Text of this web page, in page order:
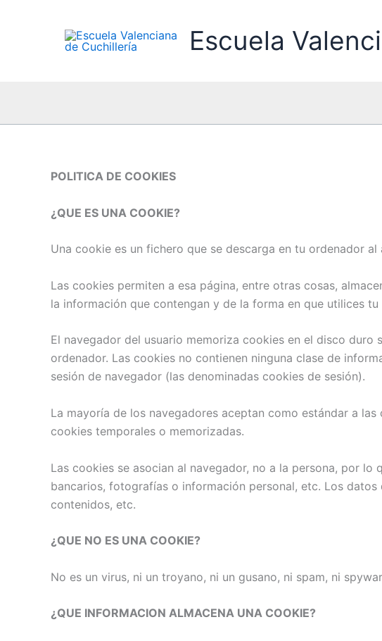
Escuela
POLITICA DE COOKIES
¿QUE ES UNA COOKIE?
Una cookie es un fichero que se descarga en tu ordenador
Las cookies permiten a esa página, entre otras cosas,
la información que contengan y de la forma en que utilices
El navegador del usuario memoriza cookies en el disco
ordenador. Las cookies no contienen ninguna clase de
sesión de navegador (las denominadas cookies de sesión).
La mayoría de los navegadores aceptan como estándar a
cookies temporales o memorizadas.
Las cookies se asocian al navegador, no a la persona, por
bancarios, fotografías o información personal, etc. Los
contenidos, etc.
¿QUE NO ES UNA COOKIE?
No es un virus, ni un troyano, ni un gusano, ni spam, ni
¿QUE INFORMACION ALMACENA UNA COOKIE?